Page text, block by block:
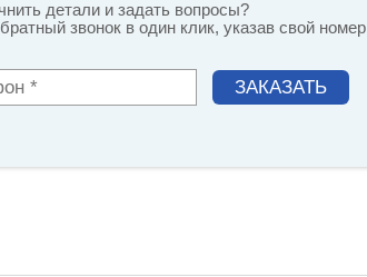
детали и задать вопросы?
звонок в один клик, указав свой номер
ЗАКАЗАТЬ